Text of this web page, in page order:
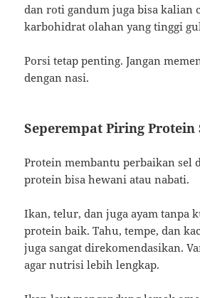
dan roti gandum juga bisa kalian
karbohidrat olahan yang tinggi
Porsi tetap penting. Jangan
dengan nasi.
Seperempat Piring Protein
Protein membantu perbaikan sel
protein bisa hewani atau nabati.
Ikan, telur, dan juga ayam tanpa
protein baik. Tahu, tempe, dan
juga sangat direkomendasikan.
agar nutrisi lebih lengkap.